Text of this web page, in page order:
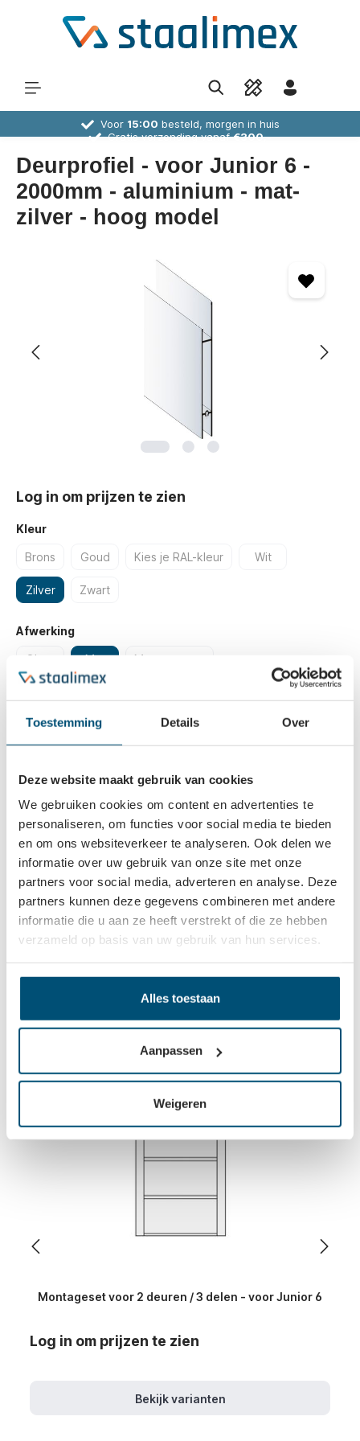
Toestemming Details Over
Deze website maakt gebruik van cookies
We gebruiken cookies om content en advertenties te
personaliseren, om functies voor social media te bieden
en om ons websiteverkeer te analyseren. Ook delen we
informatie over uw gebruik van onze site met onze
partners voor social media, adverteren en analyse. Deze
partners kunnen deze gegevens combineren met andere
informatie die u aan ze heeft verstrekt of die ze hebben
verzameld op basis van uw gebruik van hun services.
Alles toestaan
Aanpassen
Weigeren
Voor 15:00 besteld, morgen in huis
Gratis verzending vanaf€300,-
Deurprofiel - voor Junior 6 -
2000mm - aluminium - mat-
zilver - hoog model
Log in om prijzen te zien
Kleur
Brons Goud Kies je RAL-kleur Wit
Zilver Zwart
Afwerking
Glans Mat Mat structuur
Type
Hoog deurprofiel Laag deurprofiel
Bestellen
Beschrijving
Het junior 6 softclosing schuifdeurbeslag is een aanvulling
op het junior 2s schuifdeurbeslag, met naast de softclosing
ook…Meer
Vaak samen gekocht
Montageset voor 2 deuren / 3 delen - voor Junior 6
Log in om prijzen te zien
Bekijk varianten